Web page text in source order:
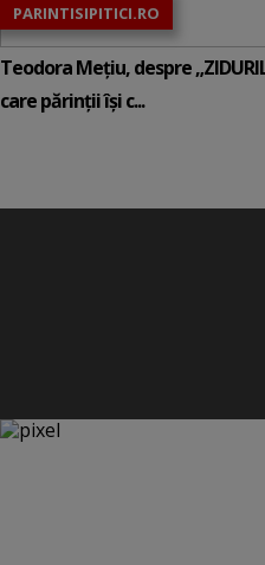
PARINTISIPITICI.RO
Teodora Mețiu, despre
care părinții își c...